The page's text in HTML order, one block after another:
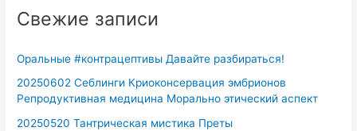
Свежие записи
Оральные #контрацептивы Давайте разбираться!
20250602 Себлинги Криоконсервация эмбрионов
Репродуктивная медицина Морально этический аспект
20250520 Тантрическая мистика Преты